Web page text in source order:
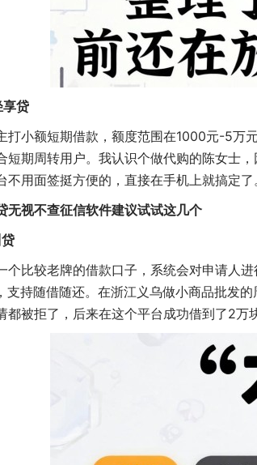
享贷
打小额短期借款，额度范围在1000元-5万
短期周转用户。我认识个做代购的陈女士
不用面签挺方便的，直接在手机上就搞定了
无视不查征信软件建议试试这几个
贷
个比较老牌的借款口子，系统会对申请人
支持随借随还。在浙江义乌做小商品批发
都被拒了，后来在这个平台成功借到了2万